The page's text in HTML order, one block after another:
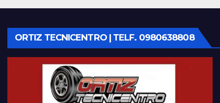
ORTIZ TECNICENTRO | TELF. 0980638808